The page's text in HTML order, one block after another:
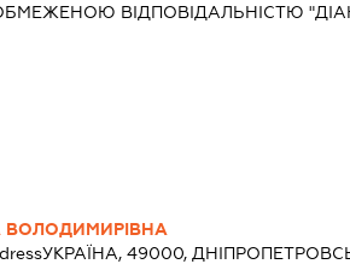
ВІДПОВІДАЛЬНІСТЮ
ВОЛОДИМИРІВНА
УКРАЇНА, 49000,